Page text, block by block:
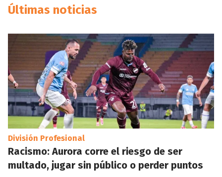
Últimas noticias
División Profesional
Racismo: Aurora corre el riesgo de ser
multado, jugar sin público o perder puntos